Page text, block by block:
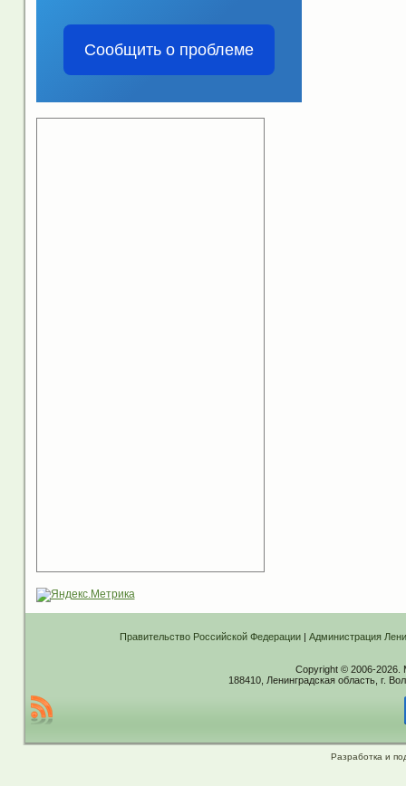
Сообщить о проблеме
Правительство Российской Федерации| Администрация
Copyright © 2006-2026.
188410, Ленинградская область, г.
Разработка и